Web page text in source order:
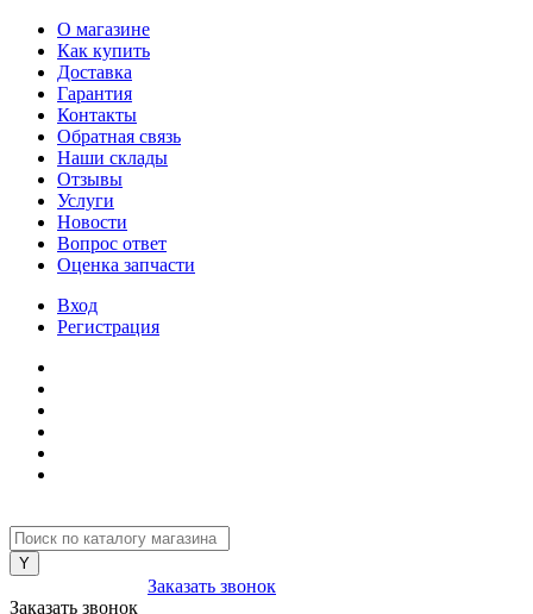
О магазине
Как купить
Доставка
Гарантия
Контакты
Обратная связь
Наши склады
Отзывы
Услуги
Новости
Вопрос ответ
Оценка запчасти
Вход
Регистрация
Заказать звонок
Заказать звонок